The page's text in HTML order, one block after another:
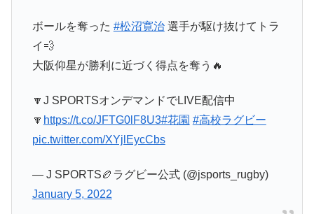
ボールを奪った #松沼寛治選手が駆け抜けてトラ
イ💨
大阪仰星が勝利に近づく得点を奪う🔥
🔽J SPORTSオンデマンドでLIVE配信中
🔽 https://t.co/JFTG0lF8U3#花園 #高校ラグビー
pic.twitter.com/XYjlEycCbs
— J SPORTS🏉ラグビー公式 (@jsports_rugby)
January 5, 2022